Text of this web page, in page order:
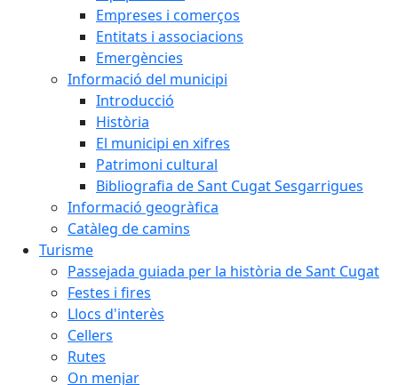
Empreses i comerços
Entitats i associacions
Emergències
Informació del municipi
Introducció
Història
El municipi en xifres
Patrimoni cultural
Bibliografia de Sant Cugat Sesgarrigues
Informació geogràfica
Catàleg de camins
Turisme
Passejada guiada per la història de Sant Cugat
Festes i fires
Llocs d'interès
Cellers
Rutes
On menjar